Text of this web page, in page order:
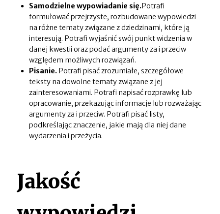
Samodzielne wypowiadanie się.Potrafi
formułować przejrzyste, rozbudowane wypowiedzi
na różne tematy związane z dziedzinami, które ją
interesują. Potrafi wyjaśnić swój punkt widzenia w
danej kwestii oraz podać argumenty za i przeciw
względem możliwych rozwiązań.
Pisanie. Potrafi pisać zrozumiałe, szczegółowe
teksty na dowolne tematy związane z jej
zainteresowaniami. Potrafi napisać rozprawkę lub
opracowanie, przekazując informacje lub rozważając
argumenty za i przeciw. Potrafi pisać listy,
podkreślając znaczenie, jakie mają dla niej dane
wydarzenia i przeżycia.
Jakość